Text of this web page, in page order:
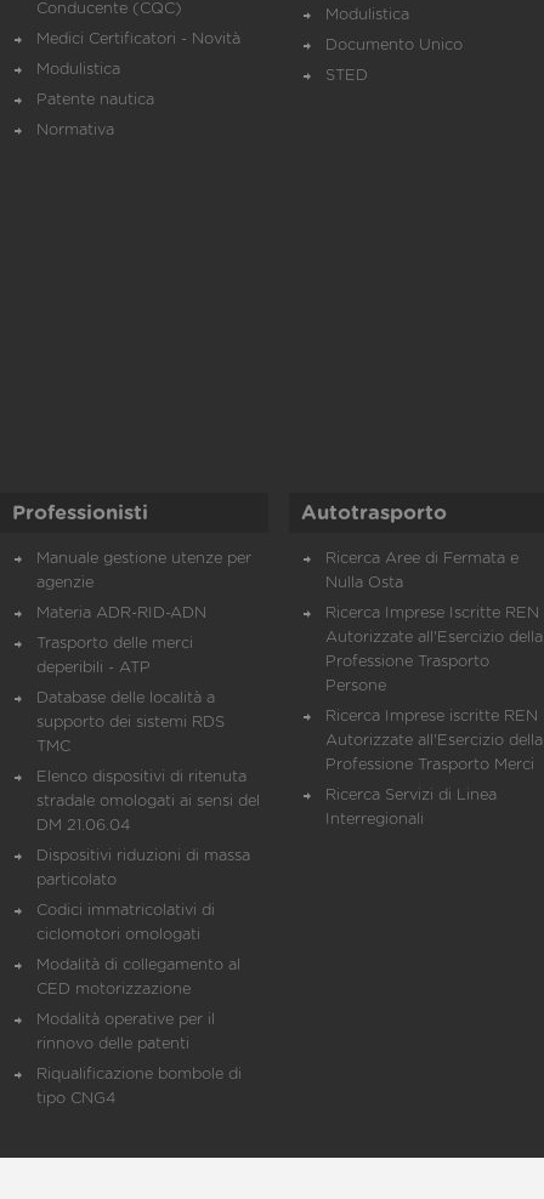
Conducente (CQC)
Medici Certificatori - Novità
Modulistica
Patente nautica
Normativa
Modulistica
Documento Unico
STED
Professionisti
Manuale gestione utenze per
agenzie
Materia ADR-RID-ADN
Trasporto delle merci
deperibili - ATP
Database delle località a
supporto dei sistemi RDS
TMC
Elenco dispositivi di ritenuta
stradale omologati ai sensi del
DM 21.06.04
Dispositivi riduzioni di massa
particolato
Codici immatricolativi di
ciclomotori omologati
Modalità di collegamento al
CED motorizzazione
Modalità operative per il
rinnovo delle patenti
Riqualificazione bombole di
tipo CNG4
Autotrasporto
Ricerca Aree di Fermata e
Nulla Osta
Ricerca Imprese Iscritte REN
Autorizzate all'Esercizio della
Professione Trasporto
Persone
Ricerca Imprese iscritte REN
Autorizzate all'Esercizio della
Professione Trasporto Merci
Ricerca Servizi di Linea
Interregionali